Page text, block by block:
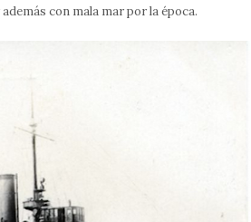
con mala mar por la época.